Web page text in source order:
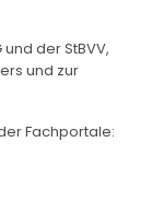
der StBVV,
und zur
Fachportale: